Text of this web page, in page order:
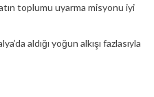
toplumu uyarma misyonu iyi
aldığı yoğun alkışı fazlasıyla